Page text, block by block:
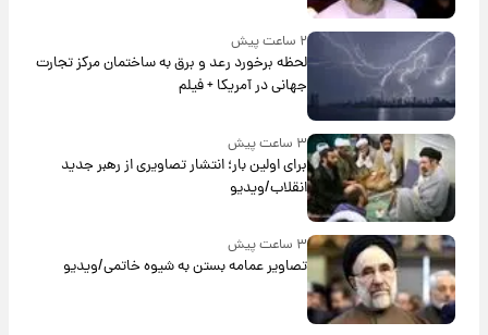
۲ ساعت پیش
لحظه برخورد رعد و برق به ساختمان مرکز تجارت
جهانی در آمریکا + فیلم
۳ ساعت پیش
برای اولین بار؛ انتشار تصاویری از رهبر جدید
انقلاب/ویدیو
۳ ساعت پیش
تصاویر عمامه بستن به شیوه خاتمی/ویدیو